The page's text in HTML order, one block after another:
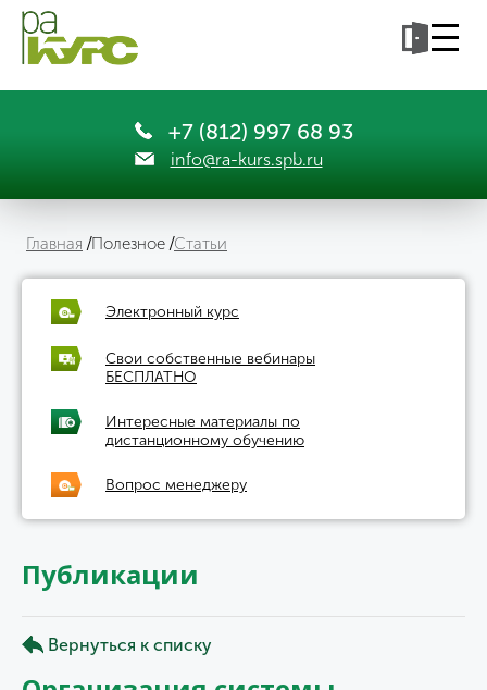
+7 (812) 997 68 93
info@ra-kurs.spb.ru
Главная Полезное Статьи
Электронный курс
Свои собственные вебинары
БЕСПЛАТНО
Интересные материалы по
дистанционному обучению
Вопрос менеджеру
Публикации
Вернуться к списку